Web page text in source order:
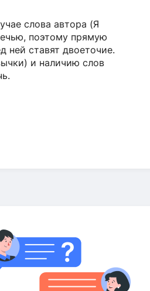
слова автора (Я
поэтому прямую
ней ставят двоеточие.
и наличию слов